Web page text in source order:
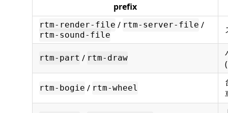
prefix
rtm-render-file / rtm-server-file /
rtm-sound-file
rtm-part / rtm-draw
rtm-bogie / rtm-wheel